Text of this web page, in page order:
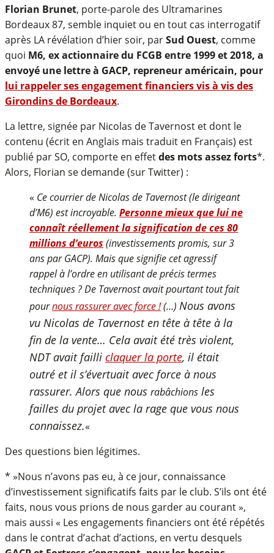
Florian Brunet, porte-parole des Ultramarines
Bordeaux 87, semble inquiet ou en tout cas interrogatif
après LA révélation d’hier soir, parSud Ouest, comme
quoi M6, ex actionnaire du FCGB entre 1999 et 2018, a
envoyé une lettre à GACP, repreneur américain, pour
lui rappeler ses engagement financiers vis à vis des
Girondins de Bordeaux.
La lettre, signée par Nicolas de Tavernost et dont le
contenu (écrit en Anglais mais traduit en Français) est
publié par SO, comporte en effetdes mots assez forts*.
Alors, Florian se demande (sur Twitter) :
« Ce courrier de Nicolas de Tavernost (le dirigeant
d’M6) est incroyable. Personne mieux que lui ne
connaît réellement la signification de ces 80
millions d’euros (investissements promis, sur 3
ans par GACP). Mais que signifie cet agressif
rappel à l’ordre en utilisant de précis termes
techniques ? De Tavernost avait pourtant tout fait
pournous rassurer avec force !(…) Nous avons
vu Nicolas de Tavernost en tête à tête à la
fin de la vente… Cela avait été très violent,
NDT avait failli claquer la porte, il était
outré et il s’évertuait avec force à nous
rassurer. Alors que nous rabâchions les
failles du projet avec la rage que vous nous
connaissez.«
Des questions bien légitimes.
* »Nous n’avons pas eu, à ce jour, connaissance
d’investissement significatifs faits par le club. S’ils ont été
faits, nous vous prions de nous garder au courant »,
mais aussi « Les engagements financiers ont été répétés
dans le contrat d’achat d’actions, en vertu desquels